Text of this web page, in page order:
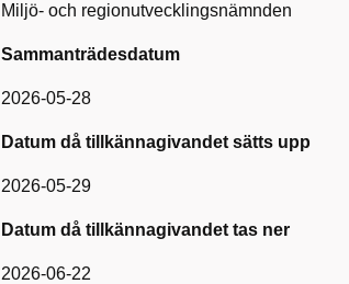
Miljö- och regionutvecklingsnämnden
Sammanträdesdatum
2026-05-28
Datum då tillkännagivandet sätts upp
2026-05-29
Datum då tillkännagivandet tas ner
2026-06-22